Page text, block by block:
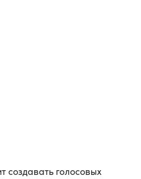
создавать голосовых